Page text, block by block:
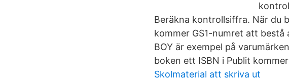
Beräkna kontrollsiffra. När du
kommer GS1-numret att bestå
BOY är exempel på
boken ett ISBN i Publit
Skolmaterial att skriva ut